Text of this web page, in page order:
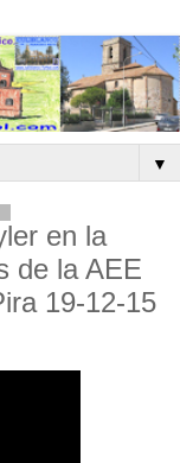
▼
en la
de la AEE
19-12-15